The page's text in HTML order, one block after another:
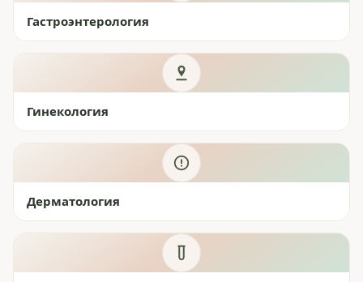
Гастроэнтерология
Гинекология
Дерматология